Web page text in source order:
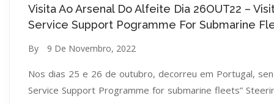
Visita Ao Arsenal Do Alfeite Dia 26OUT22 –
Service Support Pogramme For Submarine
By 9 De Novembro, 2022
Nos dias 25 e 26 de outubro, decorreu em Portugal,
Service Support Programme for submarine fleets”